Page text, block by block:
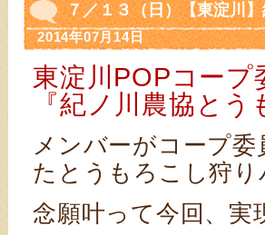
７／１３（日）【東淀川
2014年07月14日
東淀川POPコープ
『紀ノ川農協と
メンバーがコープ
たとうもろこし狩
念願叶って今回、実